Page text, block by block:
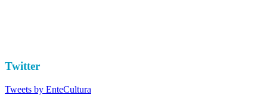
Twitter
Tweets by EnteCultura